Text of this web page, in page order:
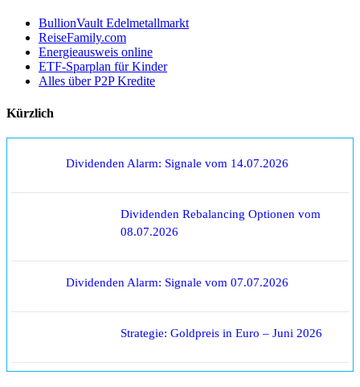
BullionVault Edelmetallmarkt
ReiseFamily.com
Energieausweis online
ETF-Sparplan für Kinder
Alles über P2P Kredite
Kürzlich
Dividenden Alarm: Signale vom 14.07.2026
Dividenden Rebalancing Optionen vom
08.07.2026
Dividenden Alarm: Signale vom 07.07.2026
Strategie: Goldpreis in Euro – Juni 2026